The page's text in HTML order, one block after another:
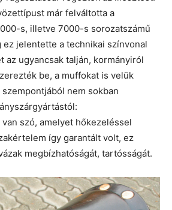
már felváltotta a
s, illetve 7000-s sorozatszámű
ez jelentette a technikai színvonal
az ugyancsak talján, kormányiról
be, a muffokat is velük
nem sokban
szó, amelyet hőkezeléssel
így garantált volt, ez
megbízhatóságát, tartósságát.